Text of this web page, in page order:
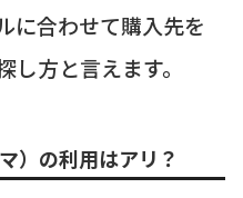
に合わせて購入先を
方と言えます。
）の利用はアリ？